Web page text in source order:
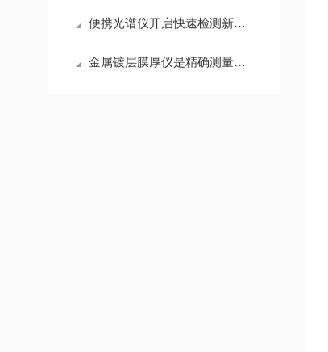
便携光谱仪开启快速检测新时代
金属镀层膜厚仪是精确测量金属涂层厚度的关键工具